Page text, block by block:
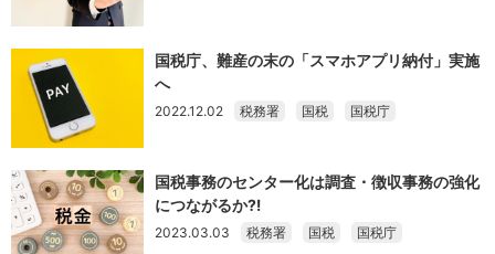
国税庁、難産の末の「スマホアプリ納付」実施
へ
2022.12.02 税務署 国税 国税庁
国税事務のセンター化は調査・徴収事務の強化
につながるか⁈
2023.03.03 税務署 国税 国税庁